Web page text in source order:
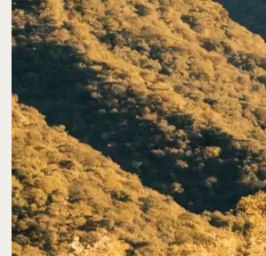
Autos, die im
Car-Videos